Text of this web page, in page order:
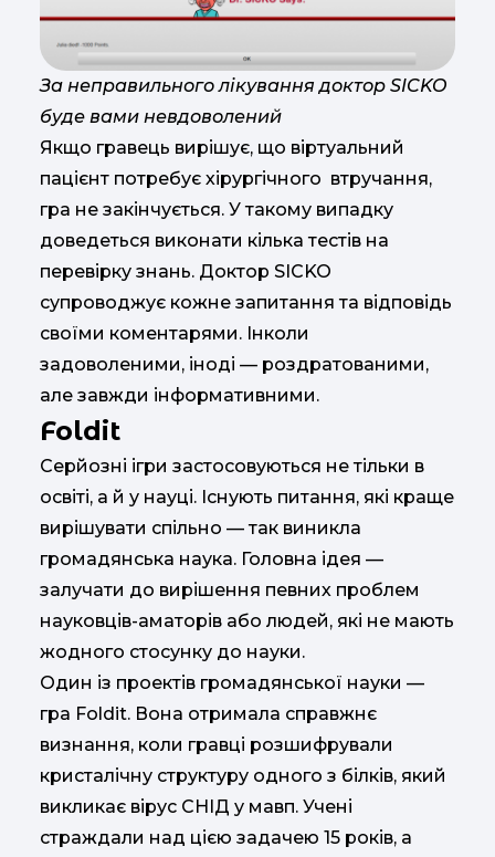
За неправильного лікування доктор SICKO
буде вами невдоволений
Якщо гравець вирішує, що віртуальний
пацієнт потребує хірургічного втручання,
гра не закінчується. У такому випадку
доведеться виконати кілька тестів на
перевірку знань. Доктор SICKO
супроводжує кожне запитання та відповідь
своїми коментарями. Інколи
задоволеними, іноді — роздратованими,
але завжди інформативними.
Foldit
Серйозні ігри застосовуються не тільки в
освіті, а й у науці. Існують питання, які краще
вирішувати спільно — так виникла
громадянська наука. Головна ідея —
залучати до вирішення певних проблем
науковців-аматорів або людей, які не мають
жодного стосунку до науки.
Один із проектів громадянської науки —
гра Foldit. Вона отримала справжнє
визнання, коли гравці розшифрували
кристалічну структуру одного з білків, який
викликає вірус СНІД у мавп. Учені
страждали над цією задачею 15 років, а